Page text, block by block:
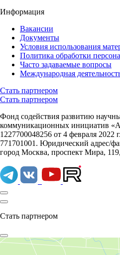
Информация
Вакансии
Документы
Условия использования
Политика обработки
Часто задаваемые вопросы
Международная
Стать партнером
Стать партнером
Фонд содействия развитию
коммуникационных инициатив
1227700048256 от 4 февраля
771701001. Юридический адрес/
город Москва, проспект Мира,
Стать партнером